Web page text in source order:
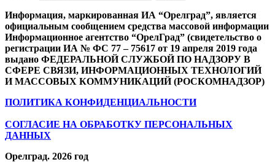
Информация, маркированная ИА “Орелград”, является
официальным сообщением средства массовой информации
Информационное агентство “ОрелГрад” (свидетельство о
регистрации ИА № ФС 77 – 75617 от 19 апреля 2019 года
выдано ФЕДЕРАЛЬНОЙ СЛУЖБОЙ ПО НАДЗОРУ В
СФЕРЕ СВЯЗИ, ИНФОРМАЦИОННЫХ ТЕХНОЛОГИЙ
И МАССОВЫХ КОММУНИКАЦИЙ (РОСКОМНАДЗОР)
ПОЛИТИКА КОНФИДЕНЦИАЛЬНОСТИ
СОГЛАСИЕ НА ОБРАБОТКУ ПЕРСОНАЛЬНЫХ
ДАННЫХ
Орелград. 2026 год